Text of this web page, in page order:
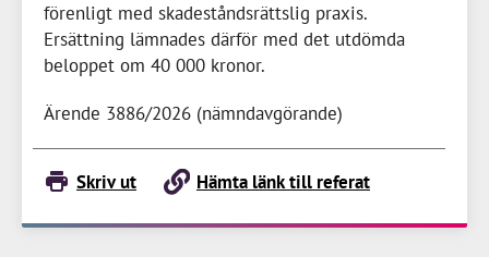
förenligt med skadeståndsrättslig praxis.
Ersättning lämnades därför med det utdömda
beloppet om 40 000 kronor.
Ärende 3886/2026 (nämndavgörande)
Skriv ut Hämta länk till referat